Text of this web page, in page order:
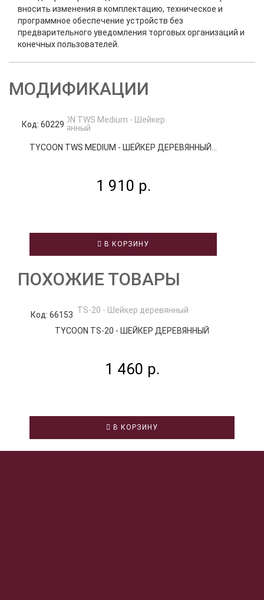
вносить изменения в комплектацию, техническое и
программное обеспечение устройств без
предварительного уведомления торговых организаций и
конечных пользователей.
МОДИФИКАЦИИ
Код: 60229
TYCOON TWS МEDIUM - ШЕЙКЕР ДЕРЕВЯННЫЙ...
1 910 р.
В КОРЗИНУ
ПОХОЖИЕ ТОВАРЫ
Код: 66153
TYCOON TS-20 - ШЕЙКЕР ДЕРЕВЯННЫЙ
1 460 р.
В КОРЗИНУ